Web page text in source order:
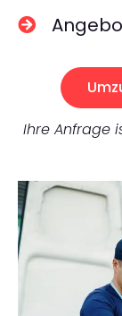
Ihre Anfrage